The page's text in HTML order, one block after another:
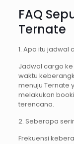
FAQ
Ternate
1. Apa itu jadwal
Jadwal cargo
waktu
menuju Ternate
melakukan
terencana.
2. Seberapa
Frekuensi